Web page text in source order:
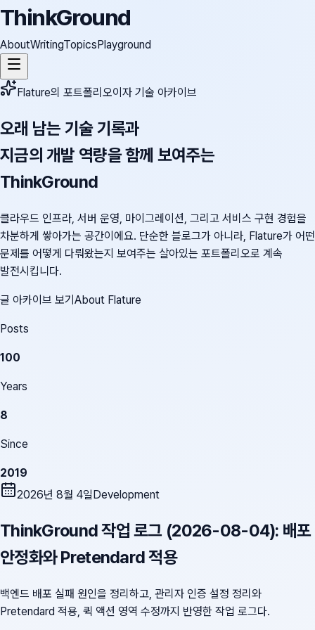
ThinkGround
AboutWritingTopicsPlayground
Flature의 포트폴리오이자 기술 아카이브
오래 남는 기술 기록과
지금의 개발 역량을 함께 보여주는
ThinkGround
클라우드 인프라, 서버 운영, 마이그레이션, 그리고 서비스 구현 경험을
차분하게 쌓아가는 공간이에요. 단순한 블로그가 아니라, Flature가 어떤
문제를 어떻게 다뤄왔는지 보여주는 살아있는 포트폴리오로 계속
발전시킵니다.
글 아카이브 보기 About Flature
Posts
100
Years
8
Since
2019
2026년 8월 4일Development
ThinkGround 작업 로그 (2026-08-04): 배포
안정화와 Pretendard 적용
백엔드 배포 실패 원인을 정리하고, 관리자 인증 설정 정리와
Pretendard 적용, 퀵 액션 영역 수정까지 반영한 작업 로그다.